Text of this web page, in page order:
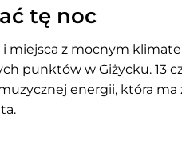
tę noc
z mocnym
punktów w Giżycku. 13
energii, która ma